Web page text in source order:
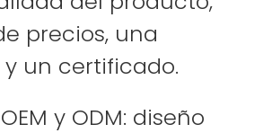
precios, una
un certificado.
y ODM: diseño